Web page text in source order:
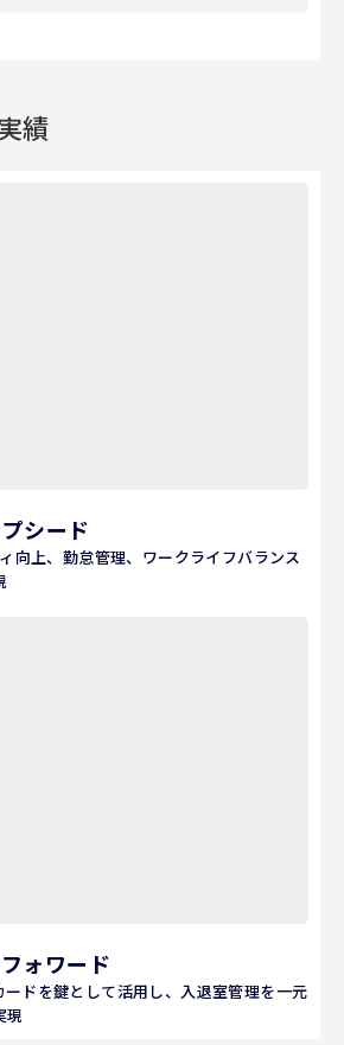
績
シード
向上、勤怠管理、ワークライフバランス
ォワード
ドを鍵として活用し、入退室管理を一元
現